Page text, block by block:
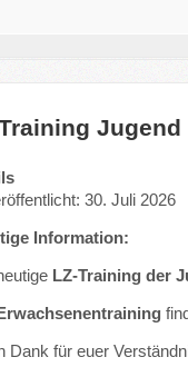
30. Juli 2026
Information:
LZ-Training der
Dank für euer